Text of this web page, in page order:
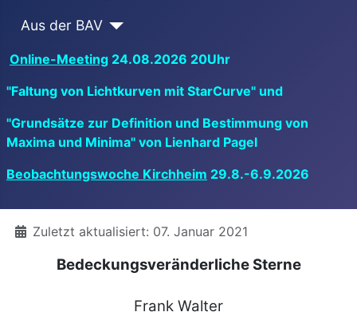
Aus der BAV
Online-Meeting 24.08.2026 20Uhr
"Faltung von Lichtkurven mit StarCurve" und
"Grundsätze zur Definition und Bestimmung von
Maxima und Minima" von Lienhard Pagel
Beobachtungswoche Kirchheim 29.8.-6.9.2026
DetailsZuletzt aktualisiert: 07. Januar 2021
Bedeckungsveränderliche Sterne
Frank Walter